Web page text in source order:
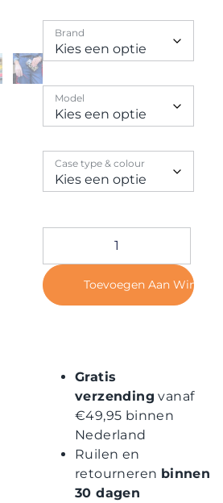
Brand
Model
Case type & colour
Toevoegen Aan
Gratis
verzending vanaf
€49,95 binnen
Nederland
Ruilen en
retourneren binnen
30 dagen